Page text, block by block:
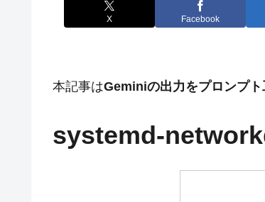
X Facebook
本記事はGeminiの出力をプロンプト
systemd-